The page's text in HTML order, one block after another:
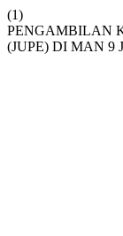
(1)
PENGAMBILAN
(JUPE) DI MAN 9